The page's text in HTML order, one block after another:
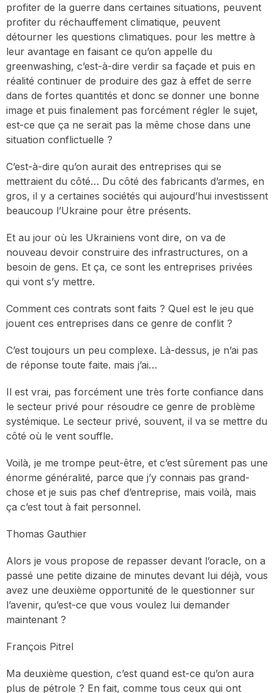
profiter de la guerre dans certaines situations, peuvent
profiter du réchauffement climatique, peuvent
détourner les questions climatiques. pour les mettre à
leur avantage en faisant ce qu’on appelle du
greenwashing, c’est-à-dire verdir sa façade et puis en
réalité continuer de produire des gaz à effet de serre
dans de fortes quantités et donc se donner une bonne
image et puis finalement pas forcément régler le sujet,
est-ce que ça ne serait pas la même chose dans une
situation conflictuelle ?
C’est-à-dire qu’on aurait des entreprises qui se
mettraient du côté… Du côté des fabricants d’armes, en
gros, il y a certaines sociétés qui aujourd’hui investissent
beaucoup l’Ukraine pour être présents.
Et au jour où les Ukrainiens vont dire, on va de
nouveau devoir construire des infrastructures, on a
besoin de gens. Et ça, ce sont les entreprises privées
qui vont s’y mettre.
Comment ces contrats sont faits ? Quel est le jeu que
jouent ces entreprises dans ce genre de conflit ?
C’est toujours un peu complexe. Là-dessus, je n’ai pas
de réponse toute faite. mais j’ai…
Il est vrai, pas forcément une très forte confiance dans
le secteur privé pour résoudre ce genre de problème
systémique. Le secteur privé, souvent, il va se mettre du
côté où le vent souffle.
Voilà, je me trompe peut-être, et c’est sûrement pas une
énorme généralité, parce que j’y connais pas grand-
chose et je suis pas chef d’entreprise, mais voilà, mais
ça c’est tout à fait personnel.
Thomas Gauthier
Alors je vous propose de repasser devant l’oracle, on a
passé une petite dizaine de minutes devant lui déjà, vous
avez une deuxième opportunité de le questionner sur
l’avenir, qu’est-ce que vous voulez lui demander
maintenant ?
François Pitrel
Ma deuxième question, c’est quand est-ce qu’on aura
plus de pétrole ? En fait, comme tous ceux qui ont